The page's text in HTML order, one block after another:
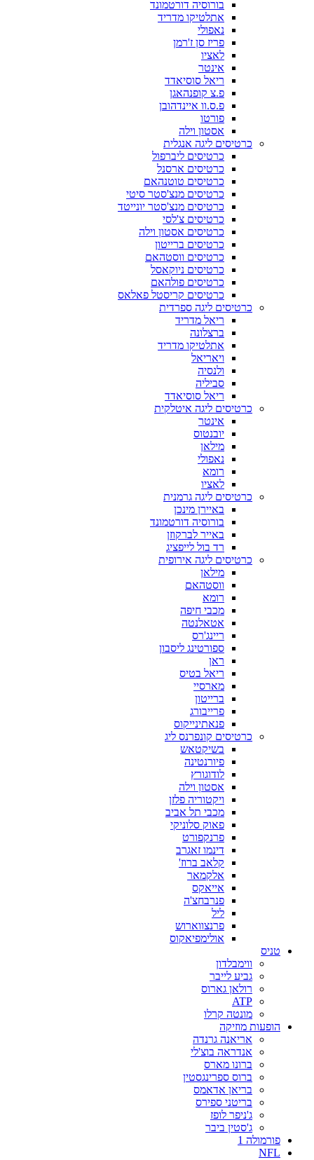
בורוסיה דורטמונד
אתלטיקו מדריד
נאפולי
פריז סן ז'רמן
לאציו
אינטר
ריאל סוסיאדד
פ.צ קופנהאגן
פ.ס.וו איינדהובן
פורטו
אסטון וילה
כרטיסים ליגה אנגלית
כרטיסים ליברפול
כרטיסים ארסנל
כרטיסים טוטנהאם
כרטיסים מנצ'סטר סיטי
כרטיסים מנצ'סטר יונייטד
כרטיסים צ'לסי
כרטיסים אסטון וילה
כרטיסים ברייטון
כרטיסים ווסטהאם
כרטיסים ניוקאסל
כרטיסים פולהאם
כרטיסים קריסטל פאלאס
כרטיסים ליגה ספרדית
ריאל מדריד
ברצלונה
אתלטיקו מדריד
ויאריאל
ולנסיה
סביליה
ריאל סוסיאדד
כרטיסים ליגה איטלקית
אינטר
יובנטוס
מילאן
נאפולי
רומא
לאציו
כרטיסים ליגה גרמנית
באיירן מינכן
בורוסיה דורטמונד
באייר לברקוזן
רד בול לייפציג
כרטיסים ליגה אירופית
מילאן
ווסטהאם
רומא
מכבי חיפה
אטאלנטה
ריינג'רס
ספורטינג ליסבון
ראן
ריאל בטיס
מארסיי
ברייטון
פרייבורג
פנאתינייקוס
כרטיסים קונפרנס ליג
בשיקטאש
פיורנטינה
לודוגורץ
אסטון וילה
ויקטוריה פלזן
מכבי תל אביב
פאוק סלוניקי
פרנקפורט
דינמו זאגרב
קלאב ברוז'
אלקמאר
אייאקס
פנרבחצ'ה
ליל
פרנצווארוש
אולימפיאקוס
טניס
ווימבלדון
גביע לייבר
רולאן גארוס
ATP
מונטה קרלו
הופעות מוזיקה
אריאנה גרנדה
אנדראה בוצ'לי
ברונו מארס
ברוס ספרינגסטין
בריאן אדאמס
בריטני ספירס
ג'ניפר לופז
ג'סטין ביבר
פורמולה 1
NFL